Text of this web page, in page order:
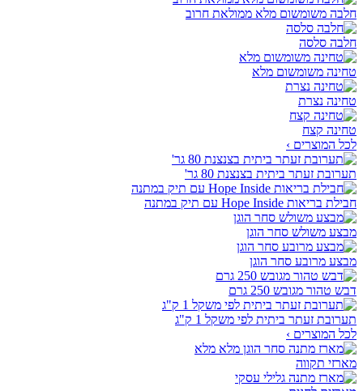
חלבה משומשום מלא ממולאת חרוב
חלבה סלסה
טחינה משומשום מלא
טחינה נצרת
טחינה קצח
לכל המוצרים ›
תערובת זעתר ביתית בצנצנת 80 גר'
חבילת בריאות Hope Inside עם תיק במתנה
מבצע משולש סחר הוגן
מבצע מרובע סחר הוגן
דבש טהור מגובש 250 גרם
תערובת זעתר ביתית לפי משקל 1 ק"ג
לכל המוצרים ›
מארזי תקווה